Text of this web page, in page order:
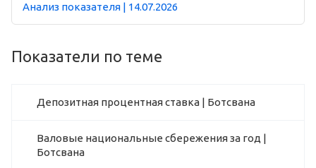
Анализ показателя | 14.07.2026
Показатели по теме
Депозитная процентная ставка | Ботсвана
Валовые национальные сбережения за год |
Ботсвана